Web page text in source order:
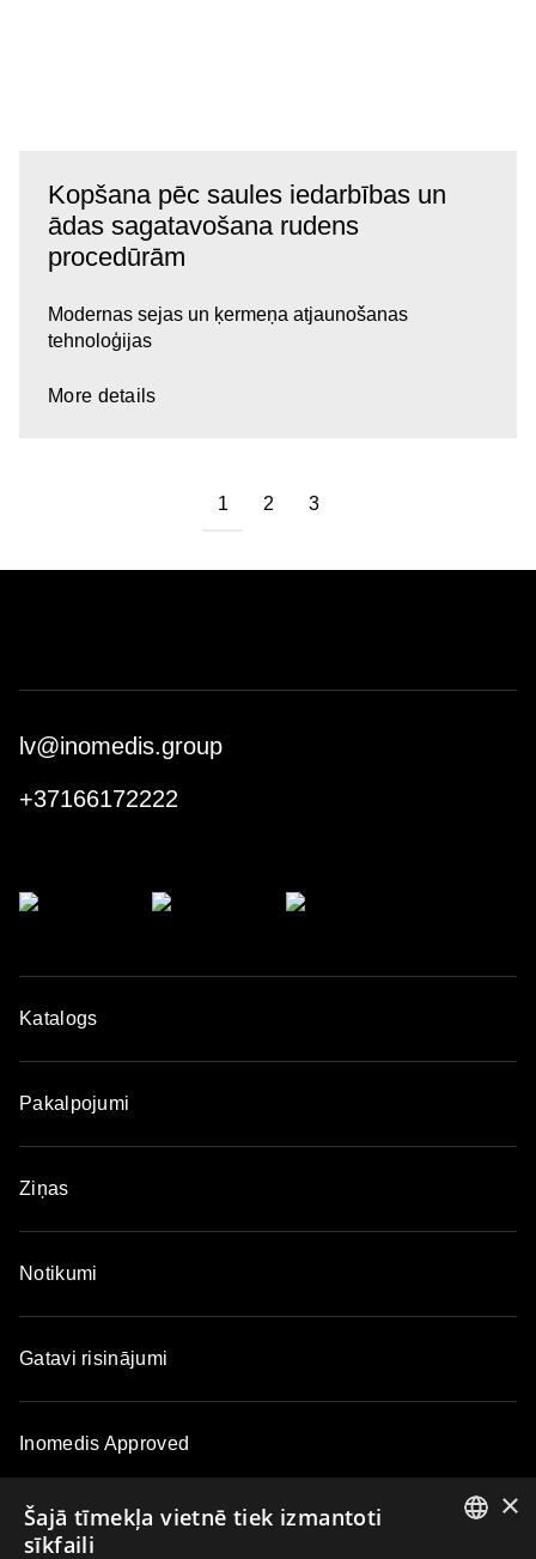
Kopšana pēc saules iedarbības un
ādas sagatavošana rudens
procedūrām
Modernas sejas un ķermeņa atjaunošanas
tehnoloģijas
More details
1 2 3
lv@inomedis.group
+37166172222
Katalogs
Pakalpojumi
Ziņas
Notikumi
Gatavi risinājumi
Inomedis Approved
Kontakti
×
Šajā tīmekļa vietnē tiek izmantoti
sīkfaili